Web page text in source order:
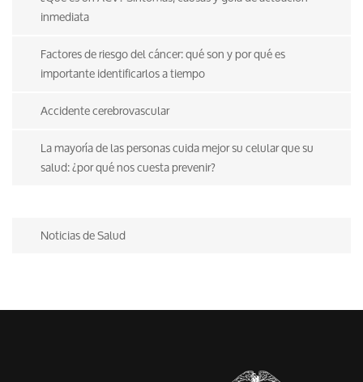
inmediata
Factores de riesgo del cáncer: qué son y por qué es
importante identificarlos a tiempo
Accidente cerebrovascular
La mayoría de las personas cuida mejor su celular que su
salud: ¿por qué nos cuesta prevenir?
Noticias de Salud